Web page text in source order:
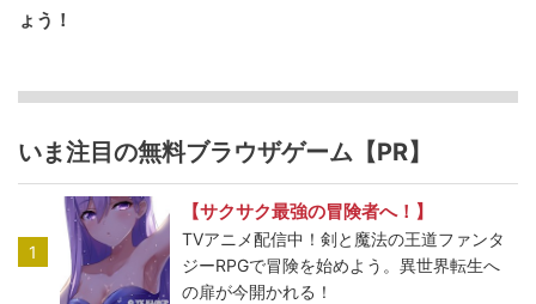
ょう！
いま注目の無料ブラウザゲーム【PR】
1
【サクサク最強の冒険者へ！】
TVアニメ配信中！剣と魔法の王道ファンタ
ジーRPGで冒険を始めよう。異世界転生へ
の扉が今開かれる！